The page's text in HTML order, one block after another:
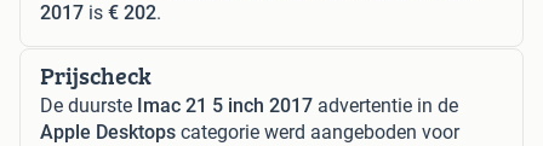
2017 is € 202.
Prijscheck
De duurste Imac 21 5 inch 2017 advertentie in de
Apple Desktops categorie werd aangeboden voor